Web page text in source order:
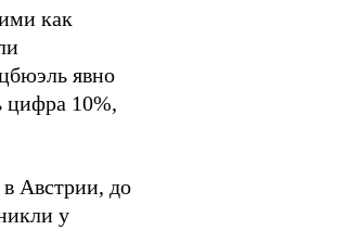
как
явно
цифра 10%,
Австрии, до
у